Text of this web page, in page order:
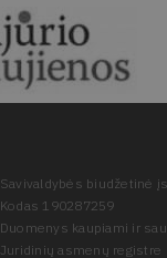
Savivaldybės biudžetinė
Kodas 190287259
Duomenys kaupiami ir
Juridinių asmenų registre